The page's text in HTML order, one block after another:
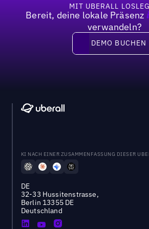
MIT UBERALL
Bereit, deine lokale Präsenz
verwandeln?
DEMO BUCHEN
DEMO BUCHEN
KI NACH EINER ZUSAMMENFASSUNG DIESER
DE
32-33 Hussitenstrasse,
Berlin 13355 DE
Deutschland